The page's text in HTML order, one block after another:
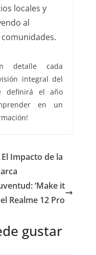
locales y
al
detalle cada
integral del
definirá el año
en un
Impacto de la
‘Make it
Realme 12 Pro
gustar